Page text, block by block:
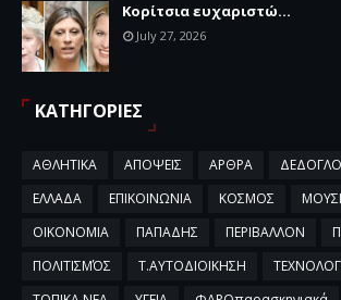
Κορίτσια ευχαριστώ...
July 27, 2026
ΚΑΤΗΓΟΡΙΕΣ
ΑΘΛΗΤΙΚΑ ΑΠΟΨΕΙΣ ΑΡΘΡΑ
ΕΛΛΑΔΑ
ΕΠΙΚΟΙΝΩΝΙΑ ΚΟΣΜΟΣ
ΟΙΚΟΝΟΜΙΑ
ΠΑΠΑΔΗΣ ΠΕΡΙΒΑΛΛΟΝ
ΠΟΛΙΤΙΣΜΌΣ
Τ.ΑΥΤΟΔΙΟΙΚΗΣΗ